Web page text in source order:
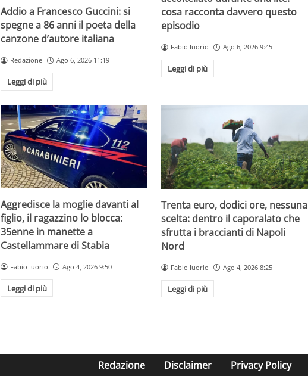
Addio a Francesco Guccini: si
spegne a 86 anni il poeta della
canzone d’autore italiana
Redazione Ago 6, 2026 11:19
Leggi di più
cosa racconta davvero questo
episodio
Fabio Iuorio Ago 6, 2026 9:45
Leggi di più
Aggredisce la moglie davanti al
figlio, il ragazzino lo blocca:
35enne in manette a
Castellammare di Stabia
Fabio Iuorio Ago 4, 2026 9:50
Leggi di più
Trenta euro, dodici ore, nessuna
scelta: dentro il caporalato che
sfrutta i braccianti di Napoli
Nord
Fabio Iuorio Ago 4, 2026 8:25
Leggi di più
Redazione Disclaimer Privacy Policy